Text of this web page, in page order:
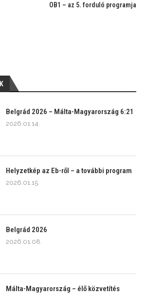
OB1 – az 5. forduló programja
Belgrád 2026 – Málta-Magyarország 6:21
2026.01.14.
Helyzetkép az Eb-ről – a további program
2026.01.15.
Belgrád 2026
2026.01.08.
Málta-Magyarország – élő közvetítés